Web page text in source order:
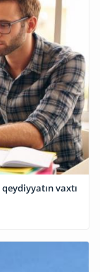
vaxtı